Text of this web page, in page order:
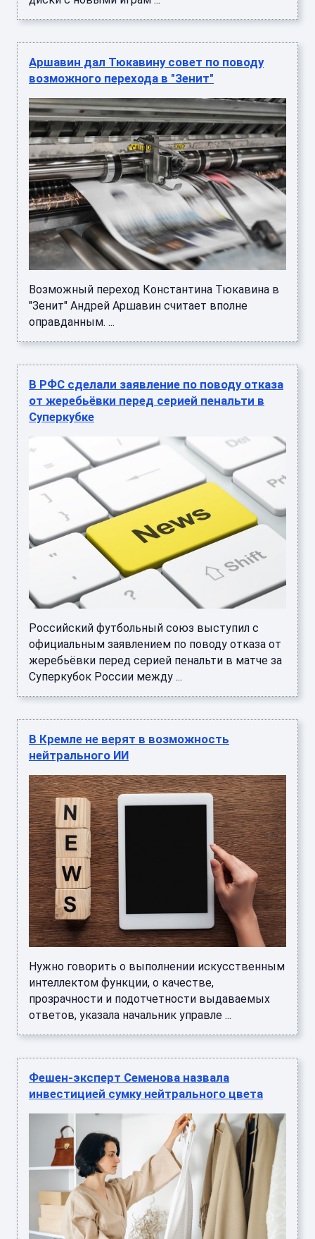
Аршавин дал Тюкавину совет по поводу
возможного перехода в "Зенит"
Возможный переход Константина Тюкавина в
"Зенит" Андрей Аршавин считает вполне
оправданным. ...
В РФС сделали заявление по поводу отказа
от жеребьёвки перед серией пенальти в
Суперкубке
Российский футбольный союз выступил с
официальным заявлением по поводу отказа от
жеребьёвки перед серией пенальти в матче за
Суперкубок России между ...
В Кремле не верят в возможность
нейтрального ИИ
Нужно говорить о выполнении искусственным
интеллектом функции, о качестве,
прозрачности и подотчетности выдаваемых
ответов, указала начальник управле ...
Фешен-эксперт Семенова назвала
инвестицией сумку нейтрального цвета